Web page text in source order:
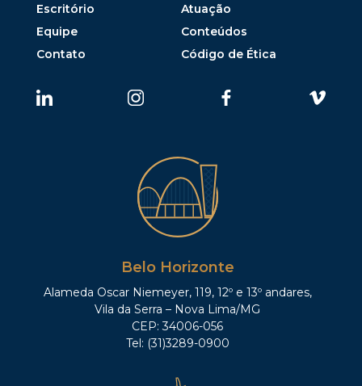
Escritório
Atuação
Equipe
Conteúdos
Contato
Código de Ética
Belo Horizonte
Alameda Oscar Niemeyer, 119, 12º e 13º andares,
Vila da Serra – Nova Lima/MG
CEP: 34006-056
Tel: (31)3289-0900